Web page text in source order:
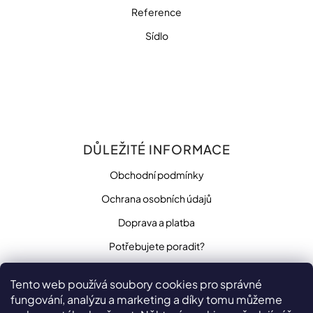
Tento web používá soubory cookies pro správné
fungování, analýzu a marketing a díky tomu můžeme
Reference
Sídlo
DŮLEŽITÉ INFORMACE
Obchodní podmínky
Ochrana osobních údajů
Doprava a platba
Potřebujete poradit?
SLEDUJTE NÁS